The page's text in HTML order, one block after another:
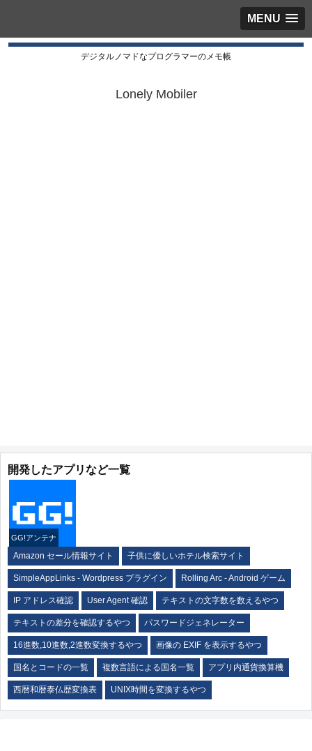
MENU
デジタルノマドなプログラマーのメモ帳
Lonely Mobiler
開発したアプリなど一覧
GG!アンテナ
Amazon セール情報サイト 子供に優しいホテル検索サイト
SimpleAppLinks - Wordpress プラグイン Rolling Arc - Android ゲーム
IP アドレス確認 User Agent 確認 テキストの文字数を数えるやつ
テキストの差分を確認するやつ パスワードジェネレーター
16進数,10進数,2進数変換するやつ 画像の EXIF を表示するやつ
国名とコードの一覧 複数言語による国名一覧 アプリ内通貨換算機
西暦和暦泰仏歴変換表 UNIX時間を変換するやつ